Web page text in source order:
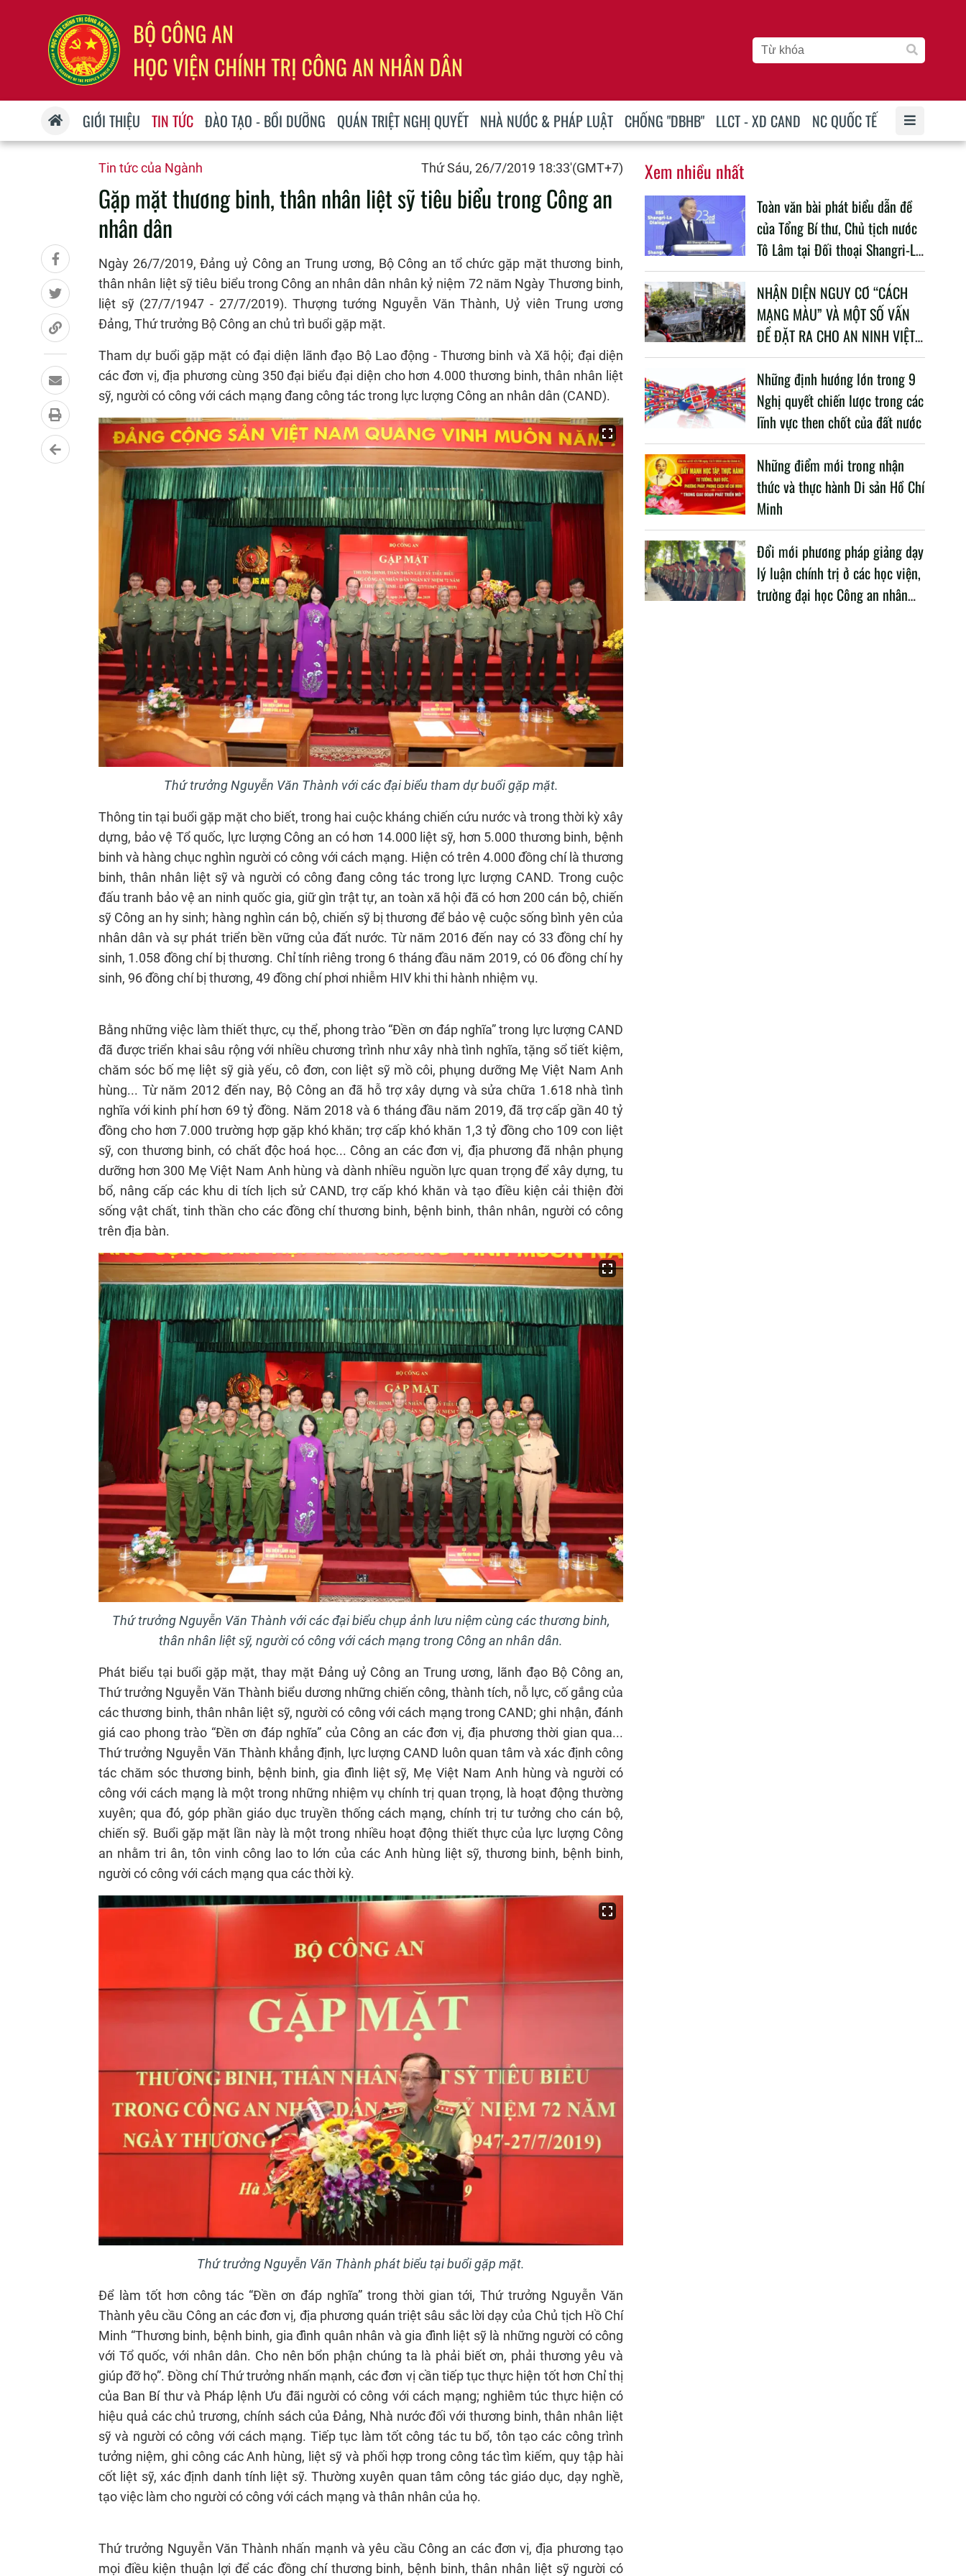
GIỚI THIỆU TIN TỨC ĐÀO TẠO - BỒI DƯỠNG QUÁN TRIỆT NGHỊ QUYẾT NHÀ NƯỚC & PHÁP LUẬT CHỐNG "DBHB" LLCT - XD CAND NC QUỐC TẾ
Tin tức của Ngành Thứ Sáu, 26/7/2019 18:33'(GMT+7)
Gặp mặt thương binh, thân nhân liệt sỹ tiêu biểu trong Công an
nhân dân
Ngày 26/7/2019, Đảng uỷ Công an Trung ương, Bộ Công an tổ chức gặp mặt thương binh,
thân nhân liệt sỹ tiêu biểu trong Công an nhân dân nhân kỷ niệm 72 năm Ngày Thương binh,
liệt sỹ (27/7/1947 - 27/7/2019). Thượng tướng Nguyễn Văn Thành, Uỷ viên Trung ương
Đảng, Thứ trưởng Bộ Công an chủ trì buổi gặp mặt.
Tham dự buổi gặp mặt có đại diện lãnh đạo Bộ Lao động - Thương binh và Xã hội; đại diện
các đơn vị, địa phương cùng 350 đại biểu đại diện cho hơn 4.000 thương binh, thân nhân liệt
sỹ, người có công với cách mạng đang công tác trong lực lượng Công an nhân dân (CAND).
Thứ trưởng Nguyễn Văn Thành với các đại biểu tham dự buổi gặp mặt.
Thông tin tại buổi gặp mặt cho biết, trong hai cuộc kháng chiến cứu nước và trong thời kỳ xây
dựng, bảo vệ Tổ quốc, lực lượng Công an có hơn 14.000 liệt sỹ, hơn 5.000 thương binh, bệnh
binh và hàng chục nghìn người có công với cách mạng. Hiện có trên 4.000 đồng chí là thương
binh, thân nhân liệt sỹ và người có công đang công tác trong lực lượng CAND. Trong cuộc
đấu tranh bảo vệ an ninh quốc gia, giữ gìn trật tự, an toàn xã hội đã có hơn 200 cán bộ, chiến
sỹ Công an hy sinh; hàng nghìn cán bộ, chiến sỹ bị thương để bảo vệ cuộc sống bình yên của
nhân dân và sự phát triển bền vững của đất nước. Từ năm 2016 đến nay có 33 đồng chí hy
sinh, 1.058 đồng chí bị thương. Chỉ tính riêng trong 6 tháng đầu năm 2019, có 06 đồng chí hy
sinh, 96 đồng chí bị thương, 49 đồng chí phơi nhiễm HIV khi thi hành nhiệm vụ.
Bằng những việc làm thiết thực, cụ thể, phong trào “Đền ơn đáp nghĩa” trong lực lượng CAND
đã được triển khai sâu rộng với nhiều chương trình như xây nhà tình nghĩa, tặng sổ tiết kiệm,
chăm sóc bố mẹ liệt sỹ già yếu, cô đơn, con liệt sỹ mồ côi, phụng dưỡng Mẹ Việt Nam Anh
hùng... Từ năm 2012 đến nay, Bộ Công an đã hỗ trợ xây dựng và sửa chữa 1.618 nhà tình
nghĩa với kinh phí hơn 69 tỷ đồng. Năm 2018 và 6 tháng đầu năm 2019, đã trợ cấp gần 40 tỷ
đồng cho hơn 7.000 trường hợp gặp khó khăn; trợ cấp khó khăn 1,3 tỷ đồng cho 109 con liệt
sỹ, con thương binh, có chất độc hoá học... Công an các đơn vị, địa phương đã nhận phụng
dưỡng hơn 300 Mẹ Việt Nam Anh hùng và dành nhiều nguồn lực quan trọng để xây dựng, tu
bổ, nâng cấp các khu di tích lịch sử CAND, trợ cấp khó khăn và tạo điều kiện cải thiện đời
sống vật chất, tinh thần cho các đồng chí thương binh, bệnh binh, thân nhân, người có công
trên địa bàn.
Thứ trưởng Nguyễn Văn Thành với các đại biểu chụp ảnh lưu niệm cùng các thương binh,
thân nhân liệt sỹ, người có công với cách mạng trong Công an nhân dân.
Phát biểu tại buổi gặp mặt, thay mặt Đảng uỷ Công an Trung ương, lãnh đạo Bộ Công an,
Thứ trưởng Nguyễn Văn Thành biểu dương những chiến công, thành tích, nỗ lực, cố gắng của
các thương binh, thân nhân liệt sỹ, người có công với cách mạng trong CAND; ghi nhận, đánh
giá cao phong trào “Đền ơn đáp nghĩa” của Công an các đơn vị, địa phương thời gian qua...
Thứ trưởng Nguyễn Văn Thành khẳng định, lực lượng CAND luôn quan tâm và xác định công
tác chăm sóc thương binh, bệnh binh, gia đình liệt sỹ, Mẹ Việt Nam Anh hùng và người có
công với cách mạng là một trong những nhiệm vụ chính trị quan trọng, là hoạt động thường
xuyên; qua đó, góp phần giáo dục truyền thống cách mạng, chính trị tư tưởng cho cán bộ,
chiến sỹ. Buổi gặp mặt lần này là một trong nhiều hoạt động thiết thực của lực lượng Công
an nhằm tri ân, tôn vinh công lao to lớn của các Anh hùng liệt sỹ, thương binh, bệnh binh,
người có công với cách mạng qua các thời kỳ.
Thứ trưởng Nguyễn Văn Thành phát biểu tại buổi gặp mặt.
Để làm tốt hơn công tác “Đền ơn đáp nghĩa” trong thời gian tới, Thứ trưởng Nguyễn Văn
Thành yêu cầu Công an các đơn vị, địa phương quán triệt sâu sắc lời dạy của Chủ tịch Hồ Chí
Minh “Thương binh, bệnh binh, gia đình quân nhân và gia đình liệt sỹ là những người có công
với Tổ quốc, với nhân dân. Cho nên bổn phận chúng ta là phải biết ơn, phải thương yêu và
giúp đỡ họ”. Đồng chí Thứ trưởng nhấn mạnh, các đơn vị cần tiếp tục thực hiện tốt hơn Chỉ thị
của Ban Bí thư và Pháp lệnh Ưu đãi người có công với cách mạng; nghiêm túc thực hiện có
hiệu quả các chủ trương, chính sách của Đảng, Nhà nước đối với thương binh, thân nhân liệt
sỹ và người có công với cách mạng. Tiếp tục làm tốt công tác tu bổ, tôn tạo các công trình
tưởng niệm, ghi công các Anh hùng, liệt sỹ và phối hợp trong công tác tìm kiếm, quy tập hài
cốt liệt sỹ, xác định danh tính liệt sỹ. Thường xuyên quan tâm công tác giáo dục, dạy nghề,
tạo việc làm cho người có công với cách mạng và thân nhân của họ.
Thứ trưởng Nguyễn Văn Thành nhấn mạnh và yêu cầu Công an các đơn vị, địa phương tạo
mọi điều kiện thuận lợi để các đồng chí thương binh, bệnh binh, thân nhân liệt sỹ người có
Xem nhiều nhất
Toàn văn bài phát biểu dẫn đề
của Tổng Bí thư, Chủ tịch nước
Tô Lâm tại Đối thoại Shangri-La
lần thứ 23
NHẬN DIỆN NGUY CƠ “CÁCH
MẠNG MÀU” VÀ MỘT SỐ VẤN
ĐỀ ĐẶT RA CHO AN NINH VIỆT
NAM TRONG BỐI CẢNH HIỆN
NAY
Những định hướng lớn trong 9
Nghị quyết chiến lược trong các
lĩnh vực then chốt của đất nước
Những điểm mới trong nhận
thức và thực hành Di sản Hồ Chí
Minh
Đổi mới phương pháp giảng dạy
lý luận chính trị ở các học viện,
trường đại học Công an nhân